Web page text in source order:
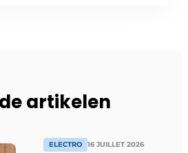
artikelen
ELECTRO 16 JUILLET 2026